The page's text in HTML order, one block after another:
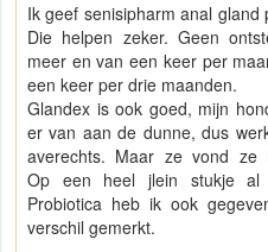
Ik geef senisipharm anal gland
Die helpen zeker. Geen
meer en van een keer per
een keer per drie maanden.
Glandex is ook goed, mijn
er van aan de dunne, dus
averechts. Maar ze vond ze
Op een heel jlein stukje al
Probiotica heb ik ook
verschil gemerkt.